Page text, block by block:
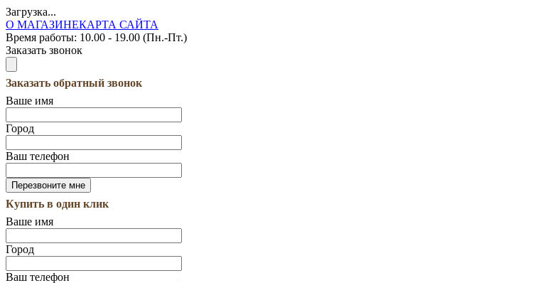
Загрузка...
О МАГАЗИНЕКАРТА САЙТА
Время работы: 10.00 - 19.00 (Пн.-Пт.)
Заказать звонок
Заказать обратный звонок
Ваше имя
Город
Ваш телефон
Купить в один клик
Ваше имя
Город
Ваш телефон